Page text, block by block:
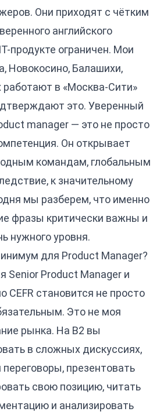
Они приходят с чётким
английского
продукте ограничен. Мои
Новокосино, Балашихи,
работают в «Москва-Сити»
это. Уверенный
manager — это не просто
Он открывает
командам, глобальным
к значительному
мы разберем, что именно
фразы критически важны и
нужного уровня.
для Product Manager?
Senior Product Manager и
CEFR становится не просто
Это не моя
рынка. На B2 вы
в сложных дискуссиях,
презентовать
свою позицию, читать
и анализировать